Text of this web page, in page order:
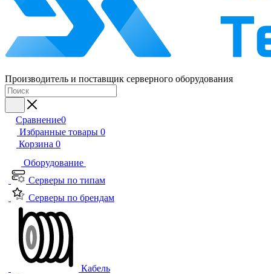
Производитель и поставщик серверного оборудования
Сравнение0
Избранные товары 0
Корзина 0
Оборудование
Серверы по типам
Серверы по брендам
Кабель